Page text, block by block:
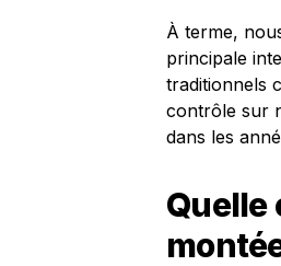
À terme,
principale
traditionnels
contrôle sur
dans les
Quelle